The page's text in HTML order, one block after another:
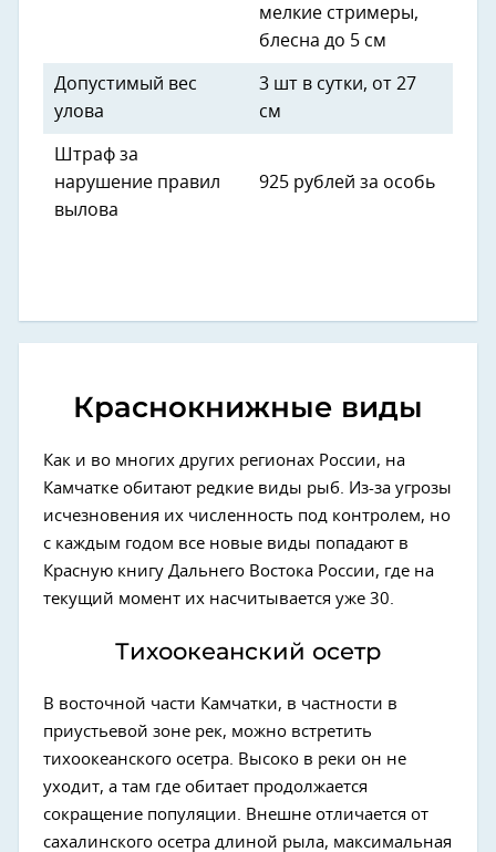
мелкие стримеры,
блесна до 5 см
Допустимый вес
улова
3 шт в сутки, от 27
см
Штраф за
нарушение правил
вылова
925 рублей за особь
Краснокнижные виды
Как и во многих других регионах России, на
Камчатке обитают редкие виды рыб. Из-за угрозы
исчезновения их численность под контролем, но
с каждым годом все новые виды попадают в
Красную книгу Дальнего Востока России, где на
текущий момент их насчитывается уже 30.
Тихоокеанский осетр
В восточной части Камчатки, в частности в
приустьевой зоне рек, можно встретить
тихоокеанского осетра. Высоко в реки он не
уходит, а там где обитает продолжается
сокращение популяции. Внешне отличается от
сахалинского осетра длиной рыла, максимальная